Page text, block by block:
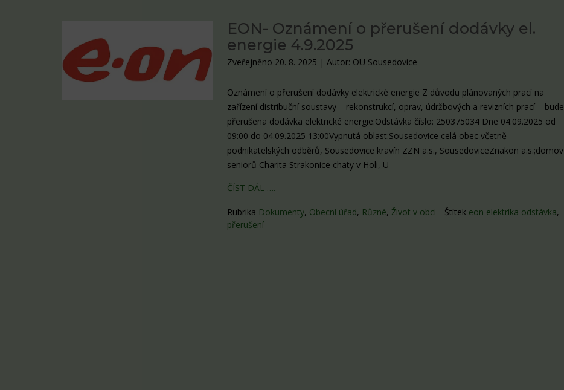
EON- Oznámení o přerušení dodávky el.
energie 4.9.2025
Zveřejněno 20. 8. 2025 | Autor: OU Sousedovice
Oznámení o přerušení dodávky elektrické energie Z důvodu plánovaných prací na
zařízení distribuční soustavy – rekonstrukcí, oprav, údržbových a revizních prací – bude
přerušena dodávka elektrické energie:Odstávka číslo: 250375034 Dne 04.09.2025 od
09:00 do 04.09.2025 13:00Vypnutá oblast:Sousedovice celá obec včetně
podnikatelských odběrů, Sousedovice kravín ZZN a.s., SousedoviceZnakon a.s.;domov
seniorů Charita Strakonice chaty v Holi, U
ČÍST DÁL ….
Rubrika Dokumenty, Obecní úřad, Různé, Život v obci Štítek eon elektrika odstávka,
přerušení